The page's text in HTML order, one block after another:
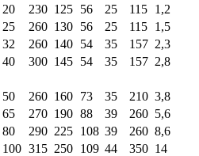
20 230 125 56 25 115 1,2
25 260 130 56 25 115 1,5
32 260 140 54 35 157 2,3
40 300 145 54 35 157 2,8
50 260 160 73 35 210 3,8
65 270 190 88 39 260 5,6
80 290 225 108 39 260 8,6
100 315 250 109 44 350 14